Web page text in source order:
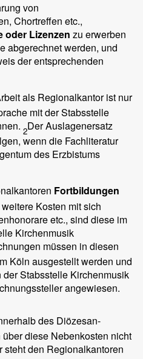
von
Chortreffen etc.,
oder Lizenzen zu erwerben
abgerechnet werden, und
der entsprechenden
als Regionalkantor ist nur
mit der Stabsstelle
2Der Auslagenersatz
wenn die Fachliteratur
des Erzbistums
Fortbildungen
Kosten mit sich
etc., sind diese im
Kirchenmusik
müssen in diesen
Köln ausgestellt werden und
Stabsstelle Kirchenmusik
angewiesen.
des Diözesan-
diese Nebenkosten nicht
steht den Regionalkantoren